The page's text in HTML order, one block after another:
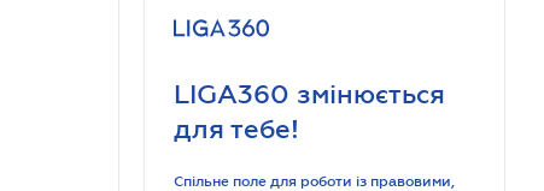
LIGA360 змінюється
для тебе!
Спільне поле для роботи із правовими,